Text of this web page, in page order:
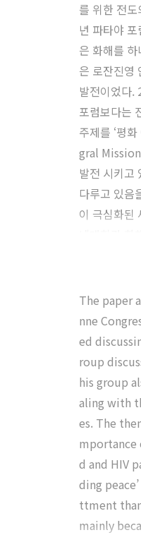
를 위한 전
년 파타야
은 화해를
은 로잔진영
발전이었다.
포럼보다는
주제를 ‘평
gral
발전 시키고
다루고 있음
이 극심화된
The paper
nne
ed
roup
his group
aling with
es. The
mportance
d and HIV
ding
ttment
mainly